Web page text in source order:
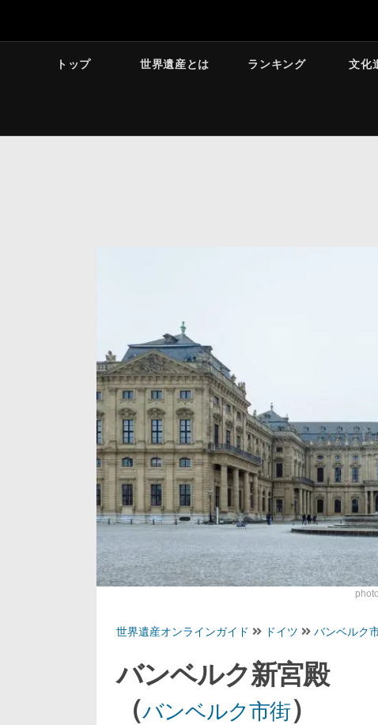
トップ 世界遺産とは ランキング 文化
世界遺産オンラインガイド ドイツ バンベルク
バンベルク新宮殿
（バンベルク市街）